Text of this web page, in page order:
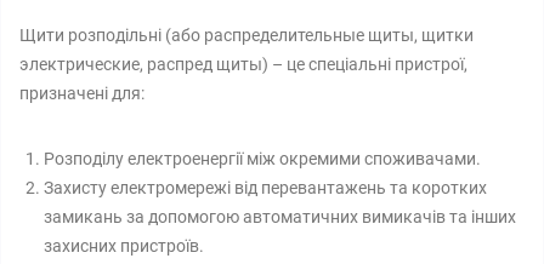
Щити розподільні (або распределительные щиты, щитки
электрические, распред щиты) – це спеціальні пристрої,
призначені для:
Розподілу електроенергії між окремими споживачами.
Захисту електромережі від перевантажень та коротких
замикань за допомогою автоматичних вимикачів та інших
захисних пристроїв.